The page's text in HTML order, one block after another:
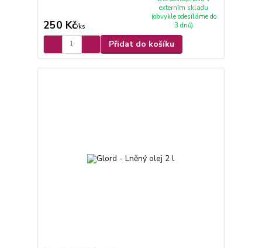
250 Kč/ks
externím skladu
(obvykle odesíláme do
3 dnů)
Přidat do košíku